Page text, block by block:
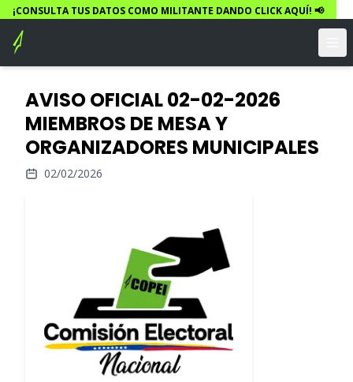
¡CONSULTA TUS DATOS COMO MILITANTE DANDO CLICK AQUÍ! 📢
AVISO OFICIAL 02-02-2026
MIEMBROS DE MESA Y
ORGANIZADORES MUNICIPALES
02/02/2026